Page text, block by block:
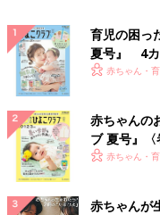
育児の困っ
夏号』 4カ
いっぱい！
赤ちゃん・
赤ちゃんの
ブ 夏号』
く！ おっぱ
赤ちゃん・
赤ちゃんが